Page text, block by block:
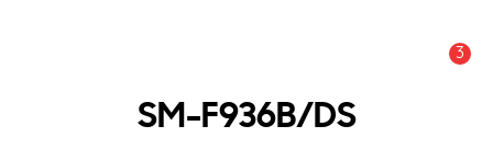
3
SM-F936B/DS